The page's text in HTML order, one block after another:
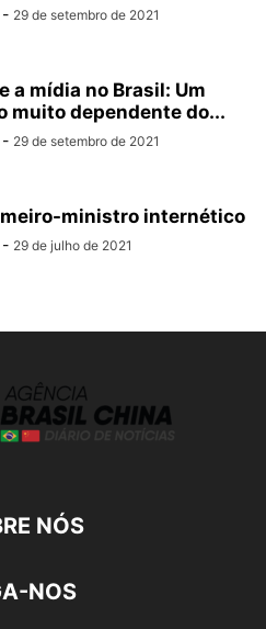
- 29 de setembro de 2021
a mídia no Brasil: Um
muito dependente do...
- 29 de setembro de 2021
ministro internético
- 29 de julho de 2021
NÓS
NOS